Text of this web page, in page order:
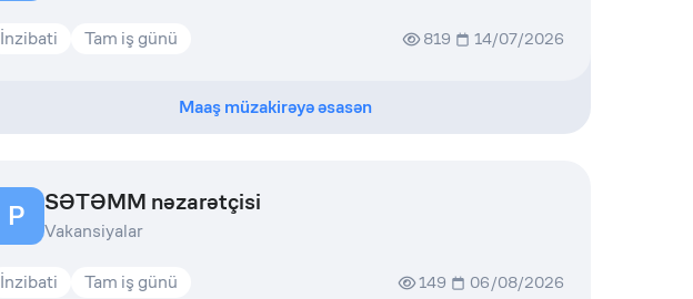
İnzibati Tam iş günü 819 14/07/2026
Maaş müzakirəyə əsasən
P SƏTƏMM nəzarətçisi
Vakansiyalar
İnzibati Tam iş günü 149 06/08/2026